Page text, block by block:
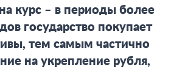
курс – в периоды более
государство покупает
тем самым частично
на укрепление рубля,